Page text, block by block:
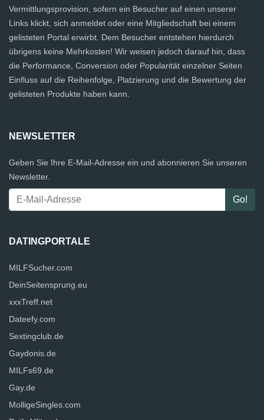
Vermittlungsprovision, sofern ein Besucher auf einen unserer
Links klickt, sich anmeldet oder eine Mitgliedschaft bei einem
gelisteten Portal erwirbt. Dem Besucher entstehen hierdurch
übrigens keine Mehrkosten! Wir weisen jedoch darauf hin, dass
die Performance, Conversion oder Popularität einzelner Seiten
Einfluss auf die Reihenfolge, Platzierung und die Bewertung der
gelisteten Produkte haben kann.
NEWSLETTER
Geben Sie Ihre E-Mail-Adresse ein und abonnieren Sie unseren
Newsletter.
DATINGPORTALE
MILFSucher.com
DeinSeitensprung.eu
xxxTreff.net
Dateefy.com
Sextingclub.de
Gaydonis.de
MILFs69.de
Gay.de
MolligeSingles.com